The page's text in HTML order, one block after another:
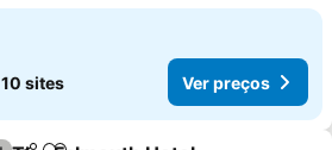
10 sites Ver preços